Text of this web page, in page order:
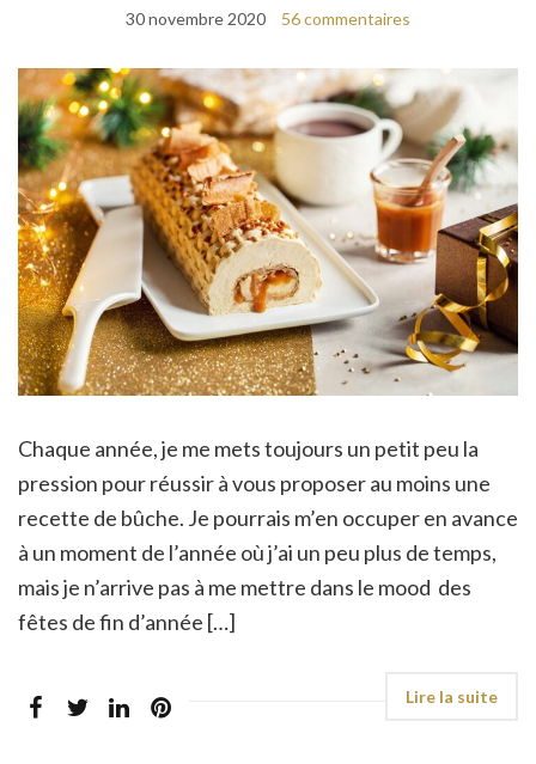
30 novembre 2020 56 commentaires
Chaque année, je me mets toujours un petit peu la
pression pour réussir à vous proposer au moins une
recette de bûche. Je pourrais m’en occuper en avance
à un moment de l’année où j’ai un peu plus de temps,
mais je n’arrive pas à me mettre dans le mood des
fêtes de fin d’année […]